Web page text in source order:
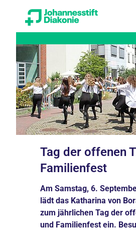
Tag der offenen
Familienfest
Am Samstag, 6.
lädt das Katharina von
zum jährlichen Tag der
und Familienfest ein.